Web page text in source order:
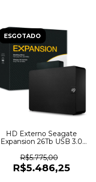
ESGOTADO
HD Externo Seagate
Expansion 26Tb USB 3.0
STKP26000400 - 7091
R$5.775,00
R$5.486,25